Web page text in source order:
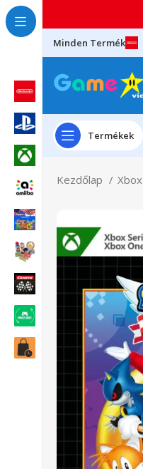
Minden Termék
Termékek
Kezdőlap Xbox